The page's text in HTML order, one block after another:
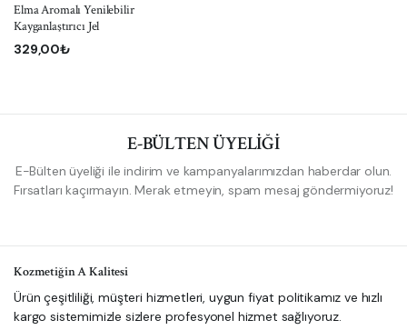
Elma Aromalı Yenilebilir
Kayganlaştırıcı Jel
329,00₺
E-BÜLTEN ÜYELİĞİ
E-Bülten üyeliği ile indirim ve kampanyalarımızdan haberdar olun.
Fırsatları kaçırmayın. Merak etmeyin, spam mesaj göndermiyoruz!
Kozmetiğin A Kalitesi
Ürün çeşitliliği, müşteri hizmetleri, uygun fiyat politikamız ve hızlı
kargo sistemimizle sizlere profesyonel hizmet sağlıyoruz.